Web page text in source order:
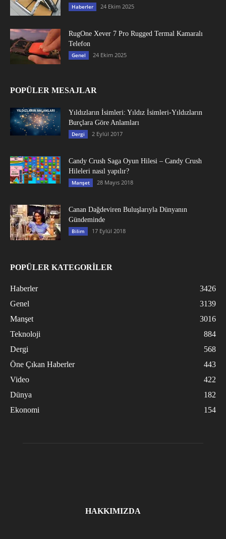
Haberler 24 Ekim 2025
RugOne Xever 7 Pro Rugged Termal Kamaralı
Telefon
Genel 24 Ekim 2025
POPÜLER MESAJLAR
Yıldızların İsimleri: Yıldız İsimleri-Yıldızların
Burçlara Göre Anlamları
Dergi 2 Eylül 2017
Candy Crush Saga Oyun Hilesi – Candy Crush
Hileleri nasıl yapılır?
Manşet 28 Mayıs 2018
Canan Dağdeviren Buluşlarıyla Dünyanın
Gündeminde
Bilim 17 Eylül 2018
POPÜLER KATEGORİLER
Haberler
3426
Genel
3139
Manşet
3016
Teknoloji
884
Dergi
568
Öne Çıkan Haberler
443
Video
422
Dünya
182
Ekonomi
154
HAKKIMIZDA